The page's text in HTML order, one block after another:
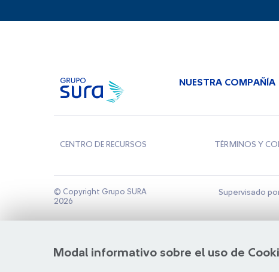
Modal informativo sobre el uso de
NUESTRA COMPAÑÍA
CENTRO DE RECURSOS TÉRMINOS Y
© Copyright Grupo SURA
2026
Supervisado